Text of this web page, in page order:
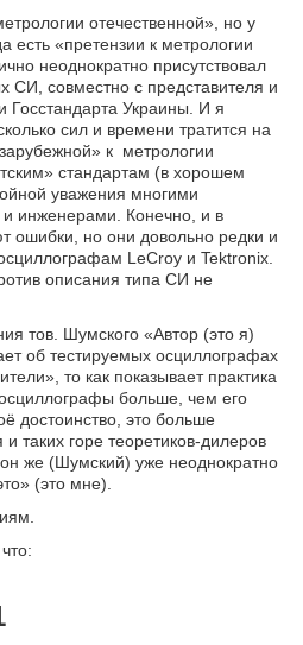
отечественной», но у
есть «претензии к метрологии
неоднократно присутствовал
СИ, совместно с представителя и
Госстандарта Украины. И я
сил и времени тратится на
к метрологии
стандартам (в хорошем
уважения многими
инженерами. Конечно, и в
ошибки, но они довольно редки и
LeCroy и Tektronix.
описания типа СИ не
тов. Шумского «Автор (это я)
об тестируемых осциллографах
то как показывает практика
больше, чем его
достоинство, это больше
и таких горе теоретиков-дилеров
же (Шумский) уже неоднократно
(это мне).